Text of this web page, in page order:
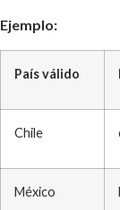
Ejemplo:
País válido
Chile
México